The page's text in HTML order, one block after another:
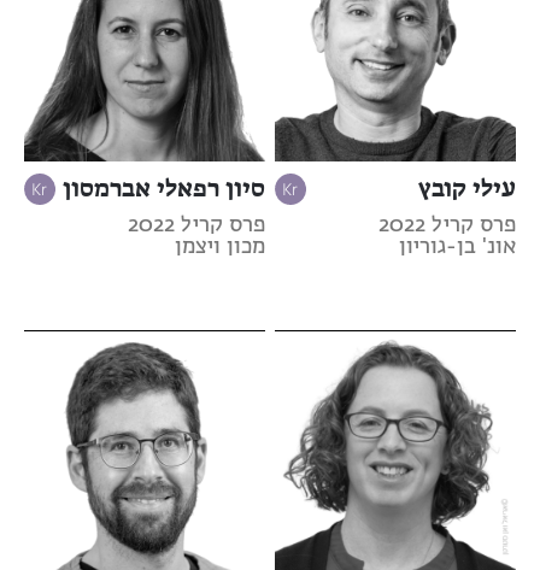
עילי קובץ
פרס קריל 2022
אונ' בן-גוריון
סיון רפאלי אברמסון
פרס קריל 2022
מכון ויצמן